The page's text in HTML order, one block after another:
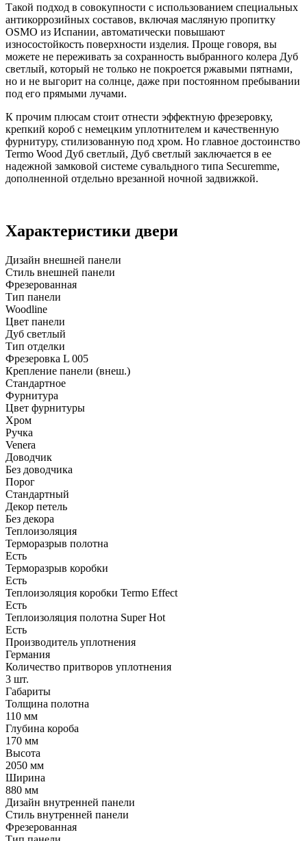
Такой подход в совокупности с использованием специальных
антикоррозийных составов, включая масляную пропитку
OSMO из Испании, автоматически повышают
износостойкость поверхности изделия. Проще говоря, вы
можете не переживать за сохранность выбранного колера Дуб
светлый, который не только не покроется ржавыми пятнами,
но и не выгорит на солнце, даже при постоянном пребывании
под его прямыми лучами.
К прочим плюсам стоит отнести эффектную фрезеровку,
крепкий короб с немецким уплотнителем и качественную
фурнитуру, стилизованную под хром. Но главное достоинство
Termo Wood Дуб светлый, Дуб светлый заключается в ее
надежной замковой системе сувальдного типа Securemme,
дополненной отдельно врезанной ночной задвижкой.
Характеристики двери
Дизайн внешней панели
Стиль внешней панели
Фрезерованная
Тип панели
Woodline
Цвет панели
Дуб светлый
Тип отделки
Фрезеровка L 005
Крепление панели (внеш.)
Стандартное
Фурнитура
Цвет фурнитуры
Хром
Ручка
Venera
Доводчик
Без доводчика
Порог
Стандартный
Декор петель
Без декора
Теплоизоляция
Терморазрыв полотна
Есть
Терморазрыв коробки
Есть
Теплоизоляция коробки Termo Effect
Есть
Теплоизоляция полотна Super Нot
Есть
Производитель уплотнения
Германия
Количество притворов уплотнения
3 шт.
Габариты
Толщина полотна
110 мм
Глубина короба
170 мм
Высота
2050 мм
Ширина
880 мм
Дизайн внутренней панели
Стиль внутренней панели
Фрезерованная